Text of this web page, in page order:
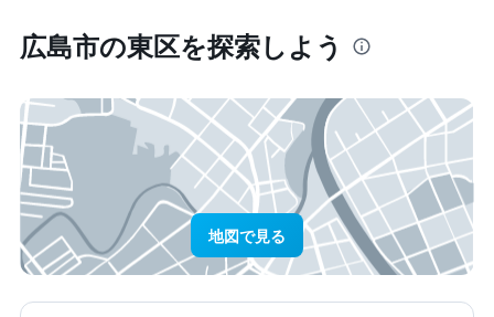
広島市​の東区​を探索しよう
地図で見る